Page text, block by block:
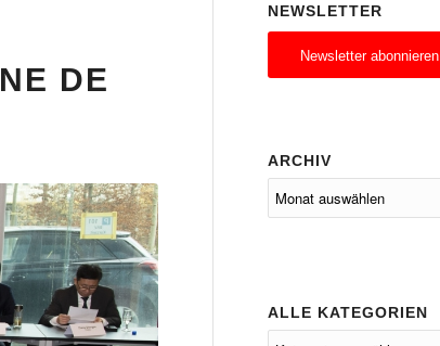
DE
NEWSLETTER
Newsletter abonnieren
ARCHIV
ALLE KATEGORIEN